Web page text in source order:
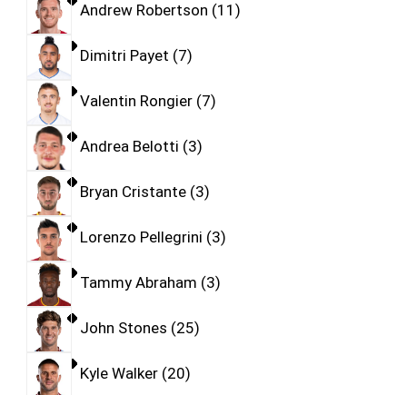
Andrew Robertson 11
Dimitri Payet 7
Valentin Rongier 7
Andrea Belotti 3
Bryan Cristante 3
Lorenzo Pellegrini 3
Tammy Abraham 3
John Stones 25
Kyle Walker 20